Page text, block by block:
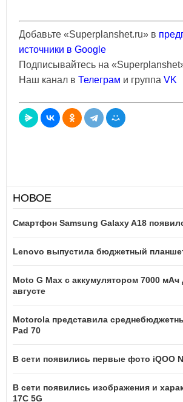
Добавьте «Superplanshet.ru» в
источники в Google
Подписывайтесь на
Наш канал в Телеграм и группа VK
НОВОЕ
Смартфон Samsung Galaxy A18
Lenovo выпустила бюджетный
Moto G Max с аккумулятором 7000 мАч
августе
Motorola представила
Pad 70
В сети появились первые фото iQOO
В сети появились изображения и
17C 5G